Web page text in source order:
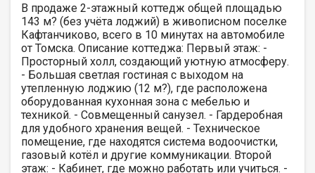
В продаже 2-этажный коттедж общей площадью
143 м? (без учёта лоджий) в живописном поселке
Кафтанчиково, всего в 10 минутах на автомобиле
от Томска. Описание коттеджа: Первый этаж: -
Просторный холл, создающий уютную атмосферу.
- Большая светлая гостиная с выходом на
утепленную лоджию (12 м?), где расположена
оборудованная кухонная зона с мебелью и
техникой. - Совмещенный санузел. - Гардеробная
для удобного хранения вещей. - Техническое
помещение, где находятся система водоочистки,
газовый котёл и другие коммуникации. Второй
этаж: - Кабинет, где можно работать или учиться. -